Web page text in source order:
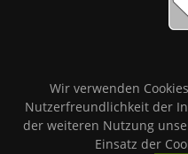
Wir verwenden
Nutzerfreundlichkeit der
der weiteren Nutzung
Einsatz der